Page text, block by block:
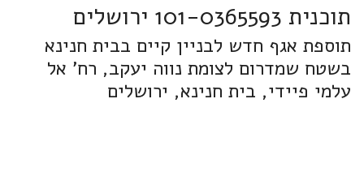
תוכנית 101-0365593 ירושלים
תוספת אגף חדש לבניין קיים בבית חנינא
בשטח שמדרום לצומת נווה יעקב, רח' אל
עלמי פיידי, בית חנינא, ירושלים